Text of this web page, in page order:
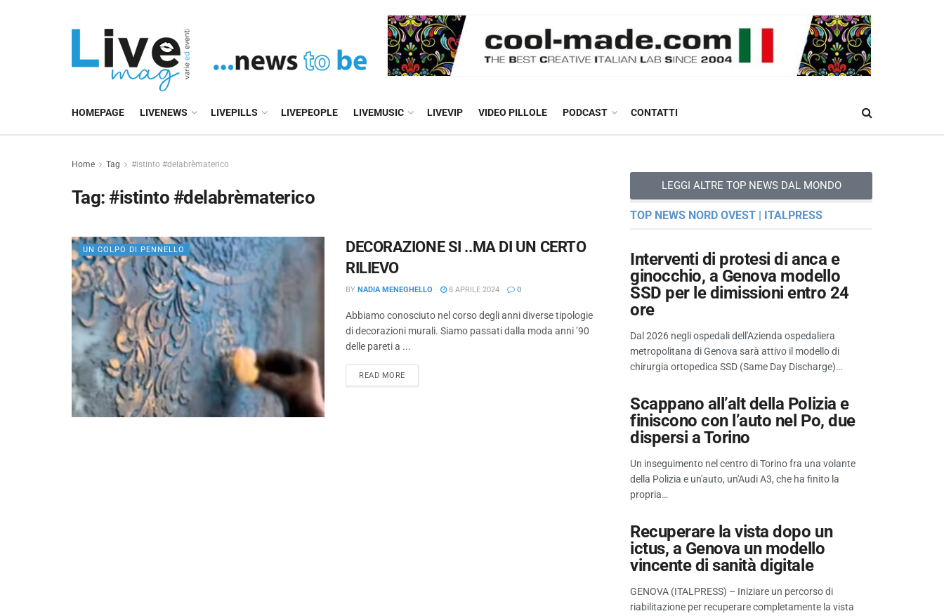
HOMEPAGE LIVENEWS LIVEPILLS LIVEPEOPLE LIVEMUSIC LIVEVIP VIDEO PILLOLE PODCAST CONTATTI
Home Tag #istinto #delabrèmaterico
Tag:#istinto #delabrèmaterico
UN COLPO DI PENNELLO
DECORAZIONE SI ..MA DI UN CERTO
RILIEVO
BY NADIA MENEGHELLO 8 APRILE 2024 0
Abbiamo conosciuto nel corso degli anni diverse tipologie
di decorazioni murali. Siamo passati dalla moda anni ’90
delle pareti a ...
READ MORE
LEGGI ALTRE TOP NEWS DAL MONDO
TOP NEWS NORD OVEST | ITALPRESS
Interventi di protesi di anca e
ginocchio, a Genova modello
SSD per le dimissioni entro 24
ore
Dal 2026 negli ospedali dell'Azienda ospedaliera
metropolitana di Genova sarà attivo il modello di
chirurgia ortopedica SSD (Same Day Discharge)…
Scappano all’alt della Polizia e
finiscono con l’auto nel Po, due
dispersi a Torino
Un inseguimento nel centro di Torino fra una volante
della Polizia e un'auto, un'Audi A3, che ha finito la
propria…
Recuperare la vista dopo un
ictus, a Genova un modello
vincente di sanità digitale
GENOVA (ITALPRESS) – Iniziare un percorso di
riabilitazione per recuperare completamente la vista